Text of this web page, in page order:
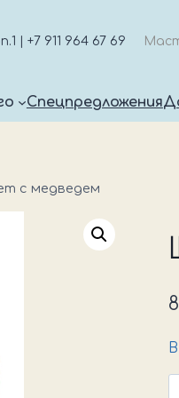
| +7 911 964 67 69
Спецпредложения
с медведем